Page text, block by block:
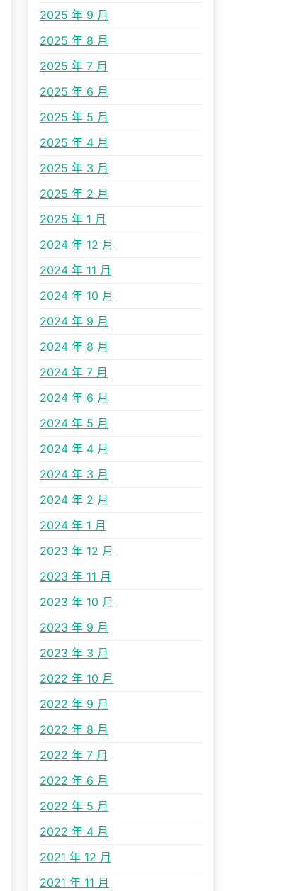
2025 年 9 月
2025 年 8 月
2025 年 7 月
2025 年 6 月
2025 年 5 月
2025 年 4 月
2025 年 3 月
2025 年 2 月
2025 年 1 月
2024 年 12 月
2024 年 11 月
2024 年 10 月
2024 年 9 月
2024 年 8 月
2024 年 7 月
2024 年 6 月
2024 年 5 月
2024 年 4 月
2024 年 3 月
2024 年 2 月
2024 年 1 月
2023 年 12 月
2023 年 11 月
2023 年 10 月
2023 年 9 月
2023 年 3 月
2022 年 10 月
2022 年 9 月
2022 年 8 月
2022 年 7 月
2022 年 6 月
2022 年 5 月
2022 年 4 月
2021 年 12 月
2021 年 11 月